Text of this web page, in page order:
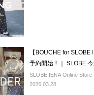
【BOUCHE for
予約開始！｜ SLOBE
SLOBE IENA Online Store
2026.03.28